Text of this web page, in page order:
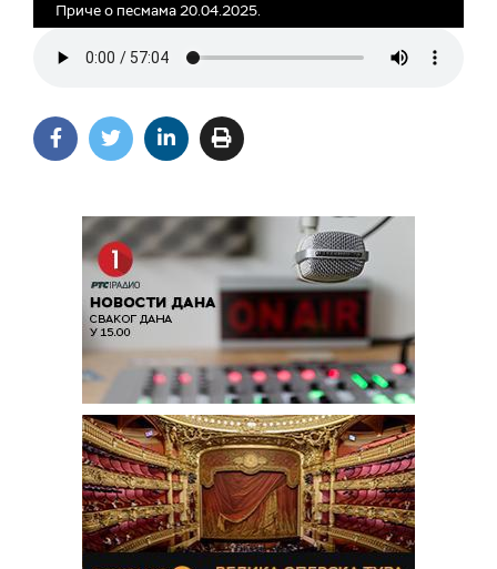
Приче о песмама 20.04.2025.